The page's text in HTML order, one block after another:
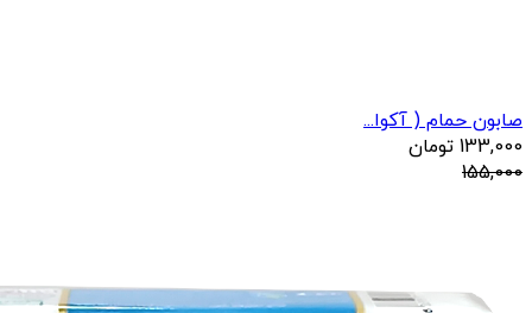
صابون حمام ( آکوا...
133,000 تومان
155,000